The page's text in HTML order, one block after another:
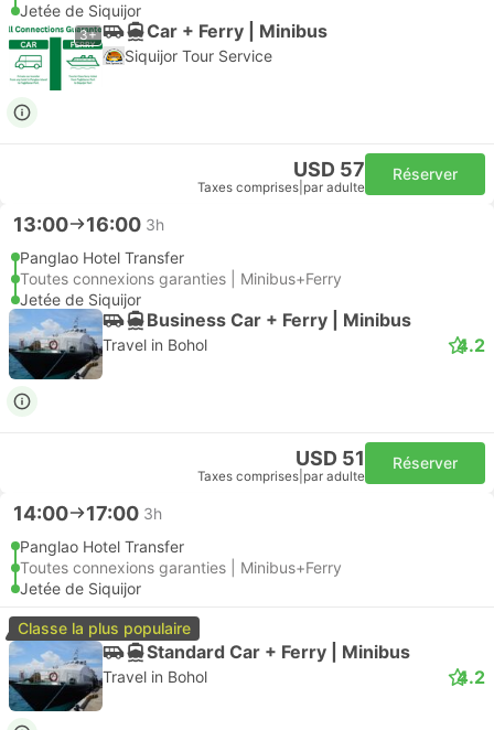
Jetée de Siquijor
3+ Car + Ferry | Minibus
Siquijor Tour Service
USD 57
Taxes comprises par adulte
Réserver
13:00 16:00 3h
Panglao Hotel Transfer
Toutes connexions garanties | Minibus+Ferry
Jetée de Siquijor
Business Car + Ferry | Minibus
Travel in Bohol 4.2
USD 51
Taxes comprises par adulte
Réserver
14:00 17:00 3h
Panglao Hotel Transfer
Toutes connexions garanties | Minibus+Ferry
Jetée de Siquijor
Classe la plus populaire
Standard Car + Ferry | Minibus
Travel in Bohol 4.2